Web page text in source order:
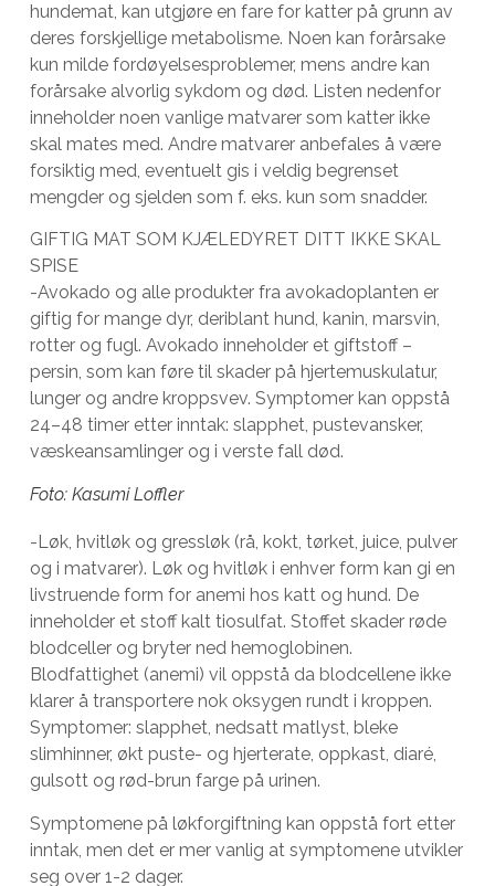
hundemat, kan utgjøre en fare for katter på grunn av
deres forskjellige metabolisme. Noen kan forårsake
kun milde fordøyelsesproblemer, mens andre kan
forårsake alvorlig sykdom og død. Listen nedenfor
inneholder noen vanlige matvarer som katter ikke
skal mates med. Andre matvarer anbefales å være
forsiktig med, eventuelt gis i veldig begrenset
mengder og sjelden som f. eks. kun som snadder.
GIFTIG MAT SOM KJÆLEDYRET DITT IKKE SKAL
SPISE
-Avokado og alle produkter fra avokadoplanten er
giftig for mange dyr, deriblant hund, kanin, marsvin,
rotter og fugl. Avokado inneholder et giftstoff –
persin, som kan føre til skader på hjertemuskulatur,
lunger og andre kroppsvev. Symptomer kan oppstå
24–48 timer etter inntak: slapphet, pustevansker,
væskeansamlinger og i verste fall død.
Foto: Kasumi Loffler
-Løk, hvitløk og gressløk (rå, kokt, tørket, juice, pulver
og i matvarer). Løk og hvitløk i enhver form kan gi en
livstruende form for anemi hos katt og hund. De
inneholder et stoff kalt tiosulfat. Stoffet skader røde
blodceller og bryter ned hemoglobinen.
Blodfattighet (anemi) vil oppstå da blodcellene ikke
klarer å transportere nok oksygen rundt i kroppen.
Symptomer: slapphet, nedsatt matlyst, bleke
slimhinner, økt puste- og hjerterate, oppkast, diaré,
gulsott og rød-brun farge på urinen.
Symptomene på løkforgiftning kan oppstå fort etter
inntak, men det er mer vanlig at symptomene utvikler
seg over 1-2 dager.